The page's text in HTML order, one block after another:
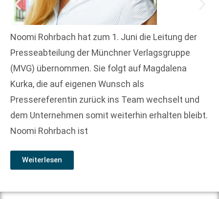
Noomi Rohrbach hat zum 1. Juni die Leitung der
Presseabteilung der Münchner Verlagsgruppe
(MVG) übernommen. Sie folgt auf Magdalena
Kurka, die auf eigenen Wunsch als
Pressereferentin zurück ins Team wechselt und
dem Unternehmen somit weiterhin erhalten bleibt.
Noomi Rohrbach ist
Weiterlesen